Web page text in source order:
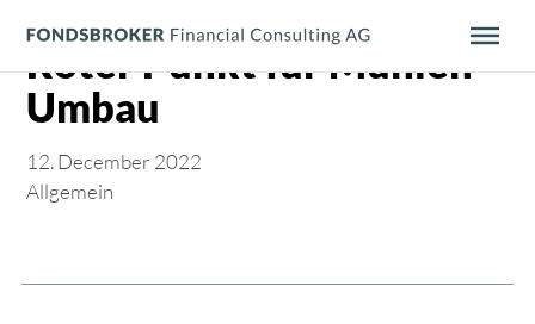
Roter Punkt für Mühlen-
Umbau
12. December 2022
Allgemein